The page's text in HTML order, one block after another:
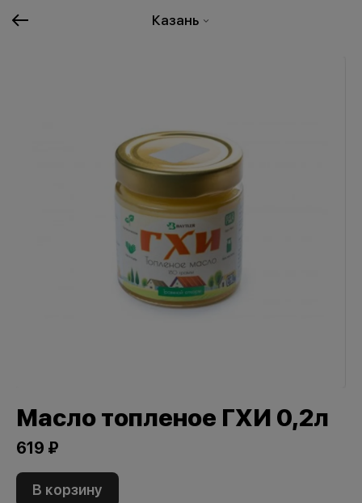
Казань
Масло топленое ГХИ 0,2л
619 ₽
В корзину